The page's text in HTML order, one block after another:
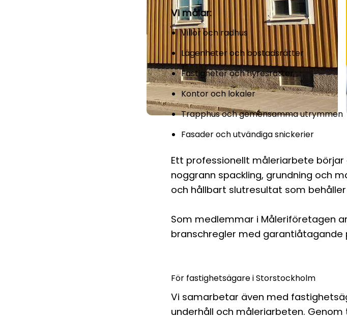
Vi målar:
Villor och radhus
Lägenheter och bostadsrätter
Fastigheter och hyresrätter
Kontor och lokaler
Trapphus och gemensamma utrymmen
Fasader och utvändiga snickerier
Ett professionellt måleriarbete
noggrann spackling, grundning och
och hållbart slutresultat som
Som medlemmar i Måleriföretagen
branschregler med
För fastighetsägare i Storstockholm
Vi samarbetar även med
underhåll och måleriarbeten.